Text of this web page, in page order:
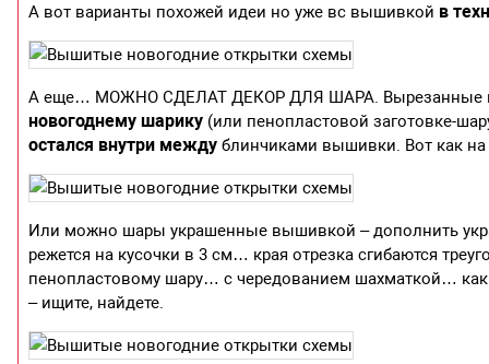
А вот варианты похожей идеи но уже вс вышивкой в
А еще… МОЖНО СДЕЛАТ ДЕКОР ДЛЯ ШАРА. Вырезанные
новогоднему шарику (или пенопластовой заготовке-
остался внутри между блинчиками вышивки. Вот как
Или можно шары украшенные вышивкой – дополнить
режется на кусочки в 3 см… края отрезка сгибаются
пенопластовому шару… с чередованием шахматкой… как
– ищите, найдете.